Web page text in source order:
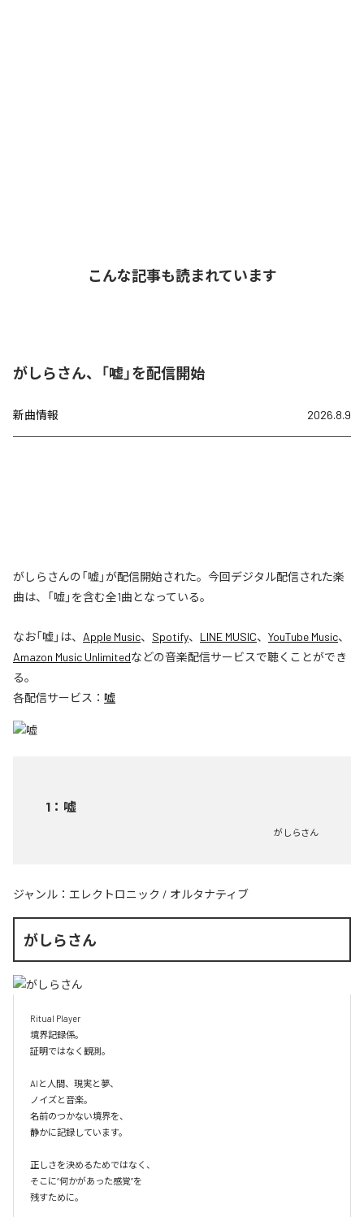
こんな記事も読まれています
がしらさん、「嘘」を配信開始
新曲情報 2026.8.9
がしらさんの「嘘」が配信開始された。今回デジタル配信された楽
曲は、「嘘」を含む全1曲となっている。
なお「嘘」は、 Apple Music、 Spotify、 LINE MUSIC、 YouTube Music、
Amazon Music Unlimitedなどの音楽配信サービスで聴くことができ
る。
各配信サービス： 嘘
1 ： 嘘
がしらさん
ジャンル： エレクトロニック / オルタナティブ
がしらさん
Ritual Player
境界記録係。
証明ではなく観測。
AIと人間、現実と夢、
ノイズと音楽。
名前のつかない境界を、
静かに記録しています。
正しさを決めるためではなく、
そこに“何かがあった感覚”を
残すために。